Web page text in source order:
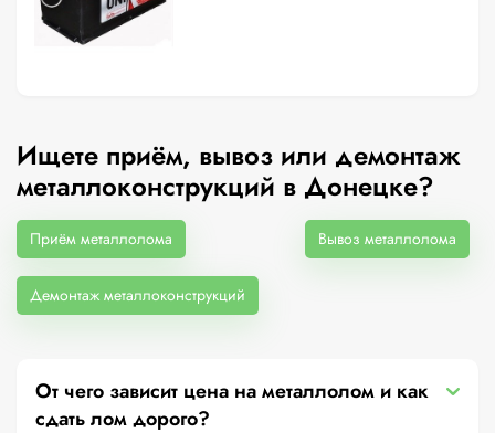
Ищете приём, вывоз или демонтаж
металлоконструкций в Донецке?
Приём металлолома Вывоз металлолома
Демонтаж металлоконструкций
От чего зависит цена на металлолом и как
сдать лом дорого?